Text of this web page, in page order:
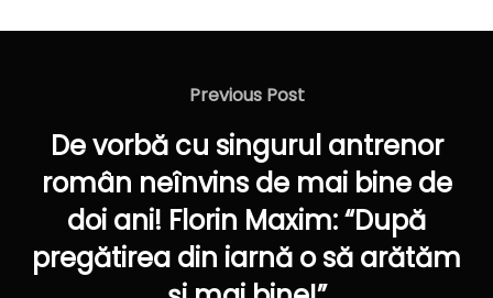
Navigare
Previous
Previous Post
De vorbă cu singurul antrenor
român neînvins de mai bine de
doi ani! Florin Maxim: “După
pregătirea din iarnă o să arătăm